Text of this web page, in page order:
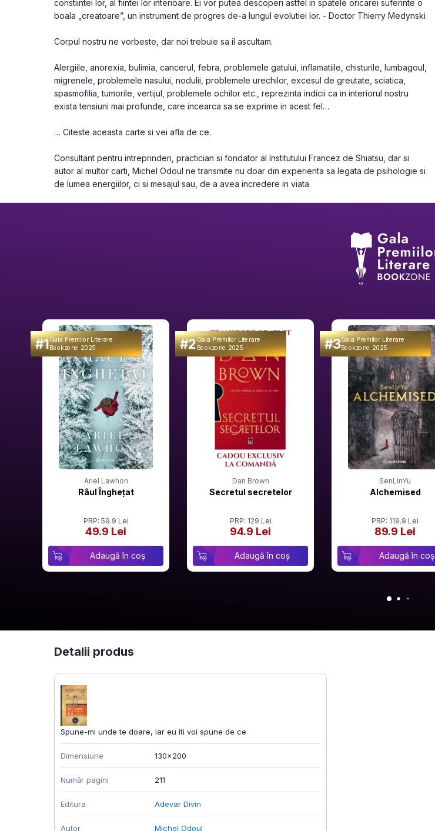
constiintei lor, al fiintei lor interioare. Ei vor putea descoperi astfel in spatele oricarei suferinte o
boala „creatoare”, un instrument de progres de-a lungul evolutiei lor. - Doctor Thierry Medynski
Corpul nostru ne vorbeste, dar noi trebuie sa il ascultam.
Alergiile, anorexia, bulimia, cancerul, febra, problemele gatului, inflamatiile, chisturile, lumbagoul,
migrenele, problemele nasului, nodulii, problemele urechilor, excesul de greutate, sciatica,
spasmofilia, tumorile, vertijul, problemele ochilor etc., reprezinta indicii ca in interiorul nostru
exista tensiuni mai profunde, care incearca sa se exprime in acest fel…
… Citeste aceasta carte si vei afla de ce.
Consultant pentru intreprinderi, practician si fondator al Institutului Francez de Shiatsu, dar si
autor al multor carti, Michel Odoul ne transmite nu doar din experienta sa legata de psihologie si
de lumea energiilor, ci si mesajul sau, de a avea incredere in viata.
#1Gala Premilor Literare
Bookzone 2025
Ariel Lawhon
Râul Înghețat
PRP: 59.9 Lei
49.9 Lei
Adaugă în coș
#2Gala Premilor Literare
Bookzone 2025
Dan Brown
Secretul secretelor
PRP: 129 Lei
94.9 Lei
Adaugă în coș
#3Gala Premilor Literare
Bookzone 2025
SenLinYu
Alchemised
PRP: 119.9 Lei
89.9 Lei
Adaugă în coș
Detalii produs
Spune-mi unde te doare, iar eu iti voi spune de ce
Dimensiune 130x200
Număr pagini 211
Editura Adevar Divin
Autor Michel Odoul